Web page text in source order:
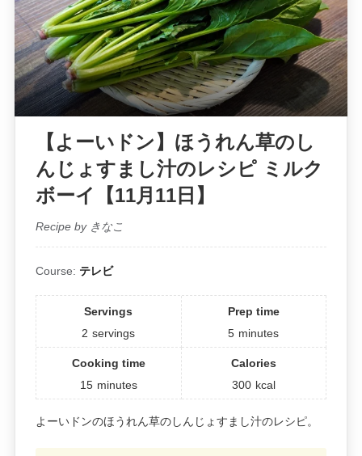
【よーいドン】ほうれん草のし
んじょすまし汁のレシピ ミルク
ボーイ【11月11日】
Recipe by きなこ
Course: テレビ
Servings
2 servings
Prep time
5 minutes
Cooking time
15 minutes
Calories
300 kcal
よーいドンのほうれん草のしんじょすまし汁のレシピ。